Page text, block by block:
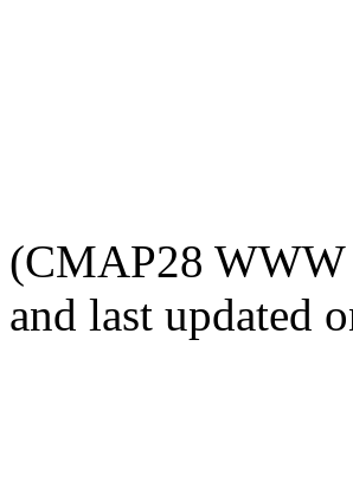
(CMAP28 WWW
and last updated